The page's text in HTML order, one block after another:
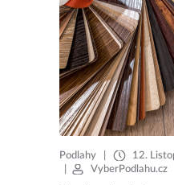
Podlahy
12.
VyberPodlahu.cz